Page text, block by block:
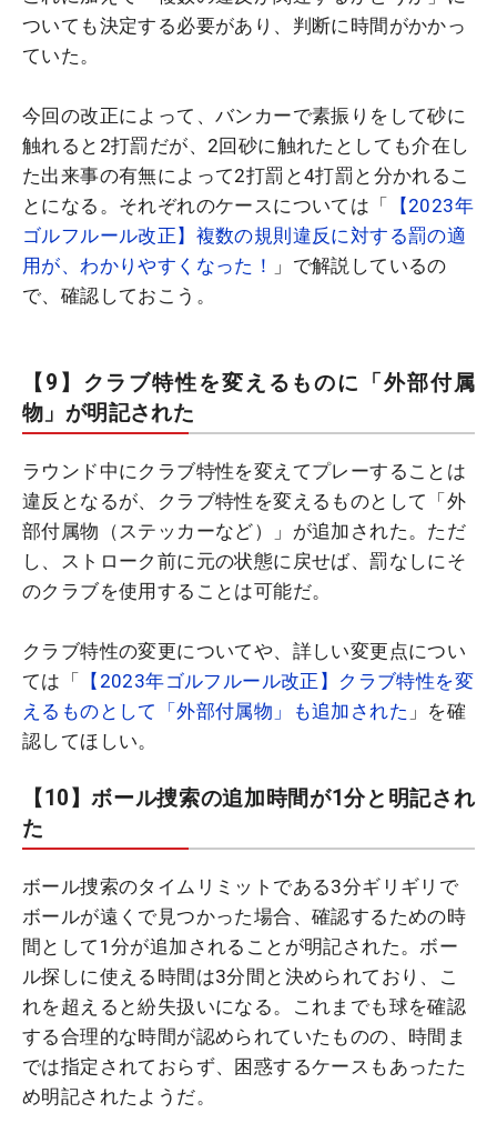
ついても決定する必要があり、判断に時間がかかっ
ていた。
今回の改正によって、バンカーで素振りをして砂に
触れると2打罰だが、2回砂に触れたとしても介在し
た出来事の有無によって2打罰と4打罰と分かれるこ
とになる。それぞれのケースについては「 【2023年
ゴルフルール改正】複数の規則違反に対する罰の適
用が、わかりやすくなった！
」で解説しているの
で、確認しておこう。
【9】クラブ特性を変えるものに「外部付属
物」が明記された
ラウンド中にクラブ特性を変えてプレーすることは
違反となるが、クラブ特性を変えるものとして「外
部付属物（ステッカーなど）」が追加された。ただ
し、ストローク前に元の状態に戻せば、罰なしにそ
のクラブを使用することは可能だ。
クラブ特性の変更についてや、詳しい変更点につい
ては「 【2023年ゴルフルール改正】クラブ特性を変
えるものとして「外部付属物」も追加された 」を確
認してほしい。
【10】ボール捜索の追加時間が1分と明記され
た
ボール捜索のタイムリミットである3分ギリギリで
ボールが遠くで見つかった場合、確認するための時
間として1分が追加されることが明記された。ボー
ル探しに使える時間は3分間と決められており、こ
れを超えると紛失扱いになる。これまでも球を確認
する合理的な時間が認められていたものの、時間ま
では指定されておらず、困惑するケースもあったた
め明記されたようだ。